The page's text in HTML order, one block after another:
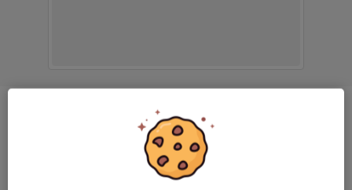
9 år